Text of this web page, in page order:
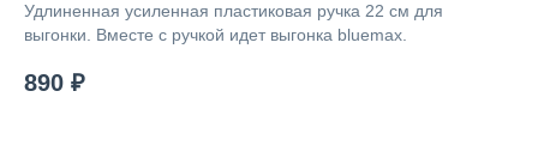
Удлиненная усиленная пластиковая ручка 22 см для
выгонки. Вместе с ручкой идет выгонка bluemax.
890 ₽